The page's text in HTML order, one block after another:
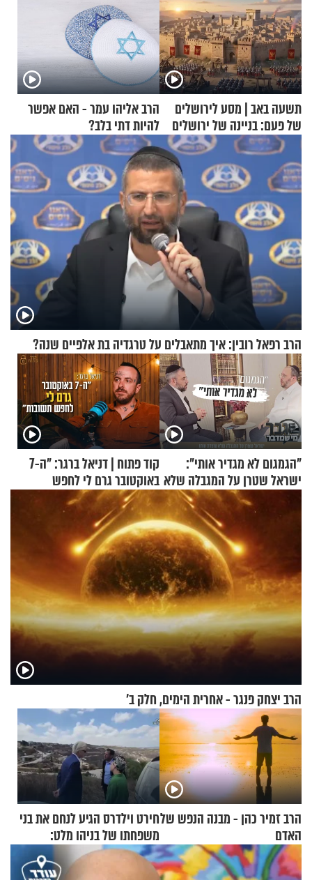
תשעה באב | מסע לירושלים
של פעם: בניינה של ירושלים
הרב אליהו עמר - האם אפשר
להיות דתי בלב?
הרב רפאל רובין: איך מתאבלים על טרגדיה בת אלפיים שנה?
"הגמגום לא מגדיר אותי":
ישראל שטרן על המגבלה שלא
עוצרת אותו
קוד פתוח | דניאל ברגר: "ה-7
באוקטובר גרם לי לחפש
תשובות"
הרב יצחק פנגר - אחרית הימים, חלק ב’
הרב זמיר כהן - מבנה הנפש של
האדם
חירט וילדרס הגיע לנחם את בני
משפחתו של בניהו מלט:
"מיליונים באירופה תומכים
בכם"